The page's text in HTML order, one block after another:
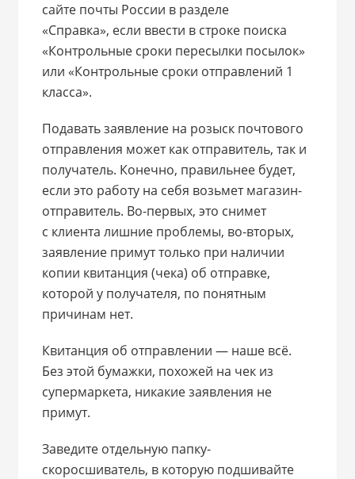
сайте почты России в разделе
«Справка», если ввести в строке поиска
«Контрольные сроки пересылки посылок»
или «Контрольные сроки отправлений 1
класса».
Подавать заявление на розыск почтового
отправления может как отправитель, так и
получатель. Конечно, правильнее будет,
если это работу на себя возьмет магазин-
отправитель. Во-первых, это снимет
с клиента лишние проблемы, во-вторых,
заявление примут только при наличии
копии квитанция (чека) об отправке,
которой у получателя, по понятным
причинам нет.
Квитанция об отправлении — наше всё.
Без этой бумажки, похожей на чек из
супермаркета, никакие заявления не
примут.
Заведите отдельную папку-
скоросшиватель, в которую подшивайте